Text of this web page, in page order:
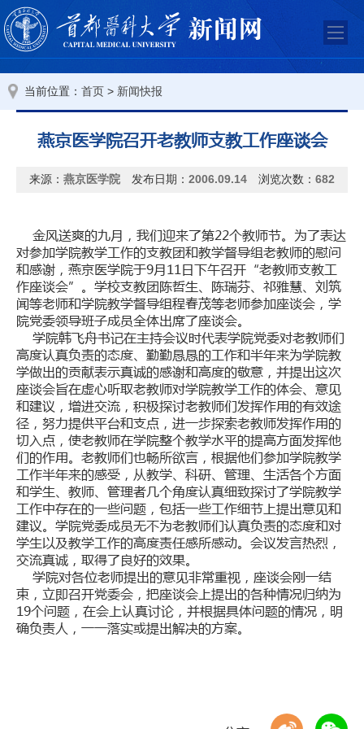
当前位置： 首页 > 新闻快报
燕京医学院召开老教师支教工作座谈会
来源： 燕京医学院 发布日期： 2006.09.14 浏览次数： 682
金风送爽的九月，我们迎来了第22个教师节。为了表达
对参加学院教学工作的支教团和教学督导组老教师的慰问
和感谢，燕京医学院于9月11日下午召开“老教师支教工
作座谈会”。学校支教团陈哲生、陈瑞芬、祁雅慧、刘筑
闻等老师和学院教学督导组程春茂等老师参加座谈会，学
院党委领导班子成员全体出席了座谈会。
学院韩飞舟书记在主持会议时代表学院党委对老教师们
高度认真负责的态度、勤勤恳恳的工作和半年来为学院教
学做出的贡献表示真诚的感谢和高度的敬意，并提出这次
座谈会旨在虚心听取老教师对学院教学工作的体会、意见
和建议，增进交流，积极探讨老教师们发挥作用的有效途
径，努力提供平台和支点，进一步探索老教师发挥作用的
切入点，使老教师在学院整个教学水平的提高方面发挥他
们的作用。老教师们也畅所欲言，根据他们参加学院教学
工作半年来的感受，从教学、科研、管理、生活各个方面
和学生、教师、管理者几个角度认真细致探讨了学院教学
工作中存在的一些问题，包括一些工作细节上提出意见和
建议。学院党委成员无不为老教师们认真负责的态度和对
学生以及教学工作的高度责任感所感动。会议发言热烈，
交流真诚，取得了良好的效果。
学院对各位老师提出的意见非常重视，座谈会刚一结
束，立即召开党委会，把座谈会上提出的各种情况归纳为
19个问题，在会上认真讨论，并根据具体问题的情况，明
确负责人，一一落实或提出解决的方案。